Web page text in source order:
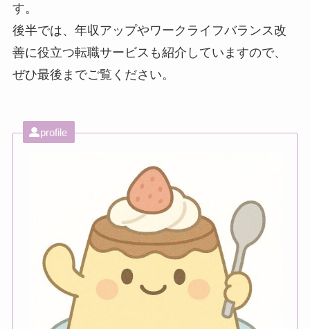
す。
後半では、年収アップやワークライフバランス改
善に役立つ転職サービスも紹介していますので、
ぜひ最後までご覧ください。
profile